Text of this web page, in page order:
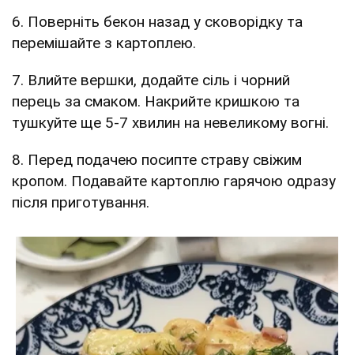
6. Поверніть бекон назад у сковорідку та
перемішайте з картоплею.
7. Влийте вершки, додайте сіль і чорний
перець за смаком. Накрийте кришкою та
тушкуйте ще 5-7 хвилин на невеликому вогні.
8. Перед подачею посипте страву свіжим
кропом. Подавайте картоплю гарячою одразу
після приготування.